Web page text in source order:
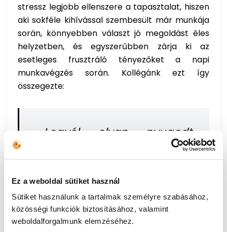
Ez a weboldal sütiket használ
Sütiket használunk a tartalmak személyre szabásához,
közösségi funkciók biztosításához, valamint
weboldalforgalmunk elemzéséhez.
stressz legjobb ellenszere a tapasztalat, hiszen
aki sokféle kihívással szembesült már munkája
során, könnyebben választ jó megoldást éles
helyzetben, és egyszerűbben zárja ki az
esetleges frusztráló tényezőket a napi
munkavégzés során. Kollégánk ezt így
összegezte:
„Legyél olyan nyugodt,
amennyire csak
egy nagy levegőt, és ne
hagyd, hogy a stressz miatt
hibákat kövess el!